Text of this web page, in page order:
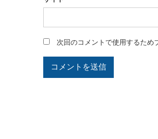
次回のコメントで使用するため